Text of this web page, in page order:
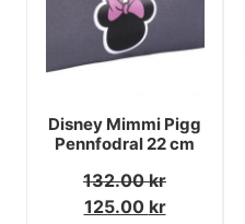
Disney Mimmi Pigg
Pennfodral 22 cm
132.00kr
125.00 kr